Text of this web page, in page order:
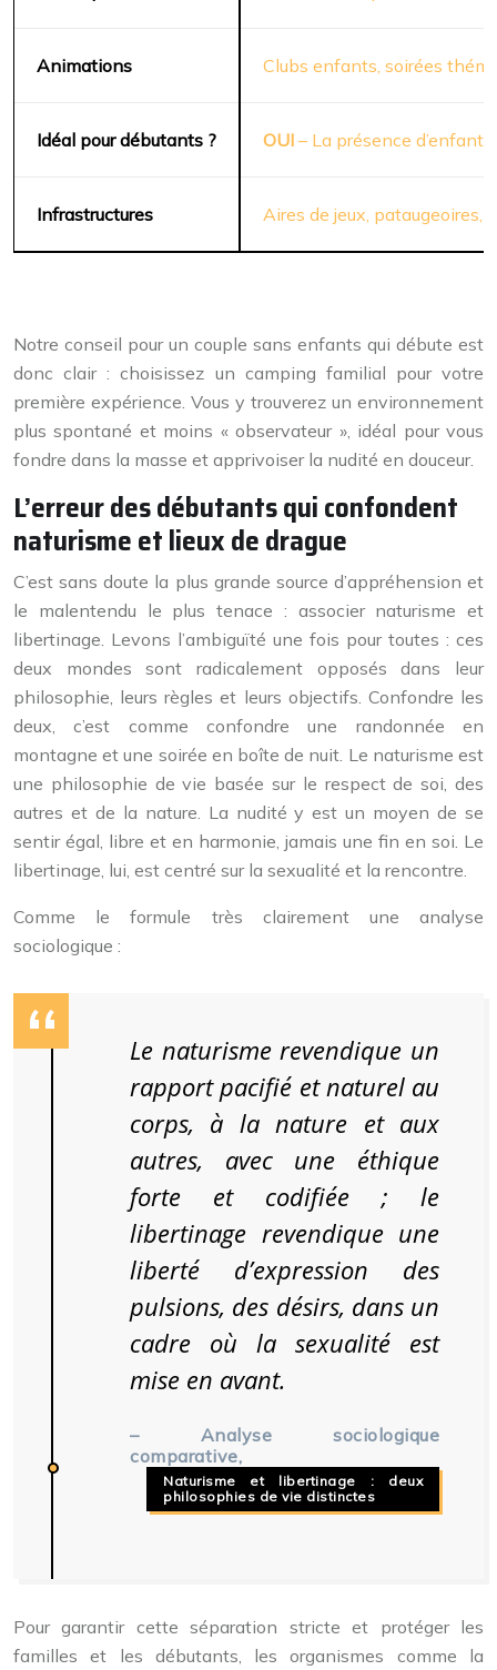
Animations Clubs enfants, soirées
Idéal pour débutants ? OUI – La présence
Infrastructures Aires de jeux, pataugeoires,
Notre conseil pour un couple sans enfants qui débute est
donc clair : choisissez un camping familial pour votre
première expérience. Vous y trouverez un environnement
plus spontané et moins « observateur », idéal pour vous
fondre dans la masse et apprivoiser la nudité en douceur.
L’erreur des débutants qui confondent
naturisme et lieux de drague
C’est sans doute la plus grande source d’appréhension et
le malentendu le plus tenace : associer naturisme et
libertinage. Levons l’ambiguïté une fois pour toutes : ces
deux mondes sont radicalement opposés dans leur
philosophie, leurs règles et leurs objectifs. Confondre les
deux, c’est comme confondre une randonnée en
montagne et une soirée en boîte de nuit. Le naturisme est
une philosophie de vie basée sur le respect de soi, des
autres et de la nature. La nudité y est un moyen de se
sentir égal, libre et en harmonie, jamais une fin en soi. Le
libertinage, lui, est centré sur la sexualité et la rencontre.
Comme le formule très clairement une analyse
sociologique :
Le naturisme revendique un
rapport pacifié et naturel au
corps, à la nature et aux
autres, avec une éthique
forte et codifiée ; le
libertinage revendique une
liberté d’expression des
pulsions, des désirs, dans un
cadre où la sexualité est
mise en avant.
– Analyse sociologique
comparative,
Naturisme et libertinage : deux
philosophies de vie distinctes
Pour garantir cette séparation stricte et protéger les
familles et les débutants, les organismes comme la